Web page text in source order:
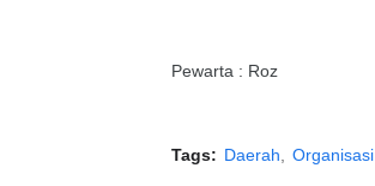
Pewarta : Roz
Tags: Daerah Organisasi